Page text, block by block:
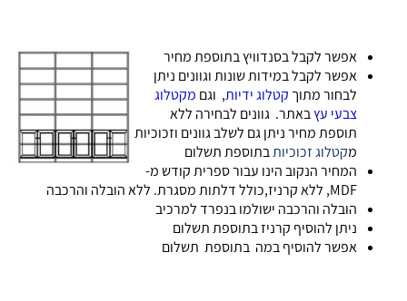
אפשר לקבל בסנדוויץ בתוספת מחיר
אפשר לקבל במידות שונות וגוונים ניתן
לבחור מתוךקטלוג ידיות, וגם מקטלוג
צבעי עץבאתר. גוונים לבחירה ללא
תוספת מחיר ניתן גם לשלב גוונים וזכוכיות
מקטלוג זכוכיותבתוספת תשלום
המחיר הנקוב הינו עבור ספרית קודש מ-
MDF, ללא קרניז,כולל דלתות מסגרת. ללא הובלה והרכבה
הובלה והרכבה ישולמו בנפרד למרכיב
ניתן להוסיף קרניז בתוספת תשלום
אפשר להוסיף במה בתוספת תשלום